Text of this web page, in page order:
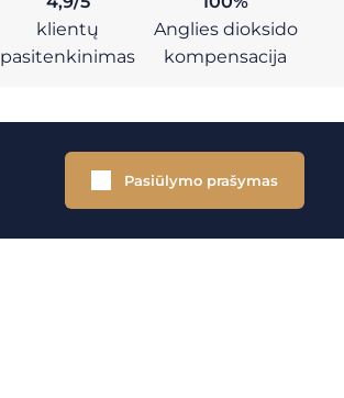
klientų
pasitenkinimas
Anglies dioksido
kompensacija
Pasiūlymo prašymas